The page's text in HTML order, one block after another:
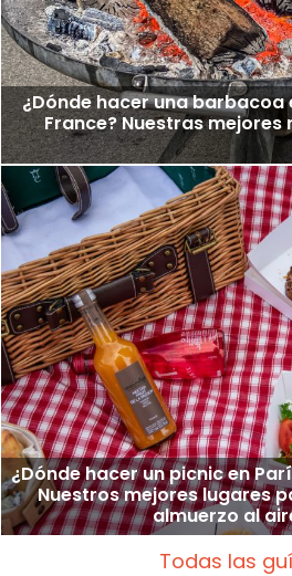
¿Dónde hacer una
France? Nuestras
¿Dónde hacer un picnic en
Nuestros mejores lugares
almuerzo al
Todas las